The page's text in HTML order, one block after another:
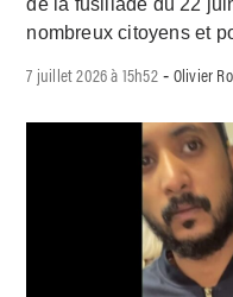
de la fusillade du 22
nombreux citoyens et
7 juillet 2026 à 15h52- Olivier